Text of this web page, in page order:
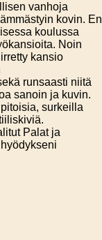
vanhoja
kovin. En
koulussa
Noin
kansio
runsaasti niitä
sanoin ja kuvin.
surkeilla
Palat ja